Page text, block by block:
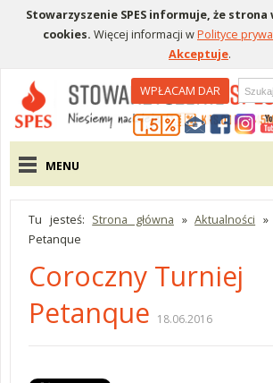
Stowarzyszenie SPES informuje, że
cookies. Więcej informacji wPolityce
Akceptuje.
Menu pomocniczeWPŁACAM DAR
Wyszukiwarka
Menu główne
MENU
Tu jesteś: Strona główna »Aktualności »
Petanque
Coroczny Turniej
Petanque 18.06.2016